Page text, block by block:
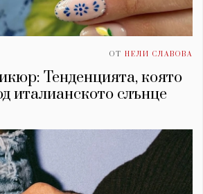
ОТ НЕЛИ СЛАВОВА
Тенденцията, която
италианското слънце